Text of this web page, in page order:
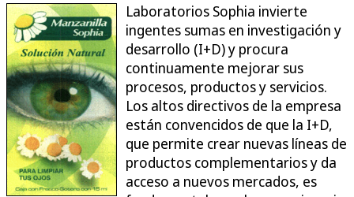
Laboratorios Sophia invierte
ingentes sumas en investigación y
desarrollo (I+D) y procura
continuamente mejorar sus
procesos, productos y servicios.
Los altos directivos de la empresa
están convencidos de que la I+D,
que permite crear nuevas líneas de
productos complementarios y da
acceso a nuevos mercados, es